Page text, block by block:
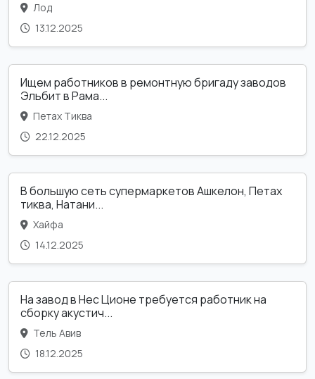
Лод
13.12.2025
Ищем работников в ремонтную бригаду заводов
Эльбит в Рама...
Петах Тиква
22.12.2025
В большую сеть супермаркетов Ашкелон, Петах
тиква, Натани...
Хайфа
14.12.2025
На завод в Нес Ционе требуется работник на
сборку акустич...
Тель Авив
18.12.2025